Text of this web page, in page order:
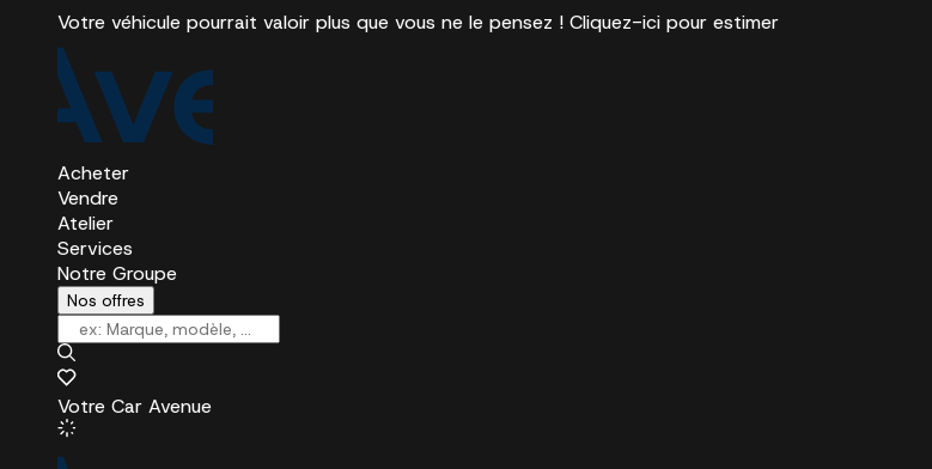
Votre véhicule pourrait valoir plus que vous ne le pensez ! Cliquez-ici pour estimer
Acheter
Vendre
Atelier
Services
Notre Groupe
Nos offres
Votre Car Avenue